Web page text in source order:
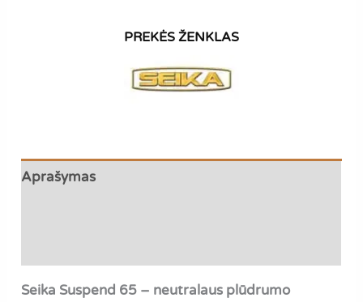
Aprašymas
Seika Suspend 65 – neutralaus plūdrumo